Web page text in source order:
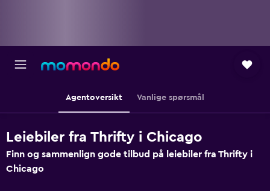
Agentoversikt Vanlige spørsmål
Leiebiler fra Thrifty i Chicago
Finn og sammenlign gode tilbud på leiebiler fra Thrifty i
Chicago